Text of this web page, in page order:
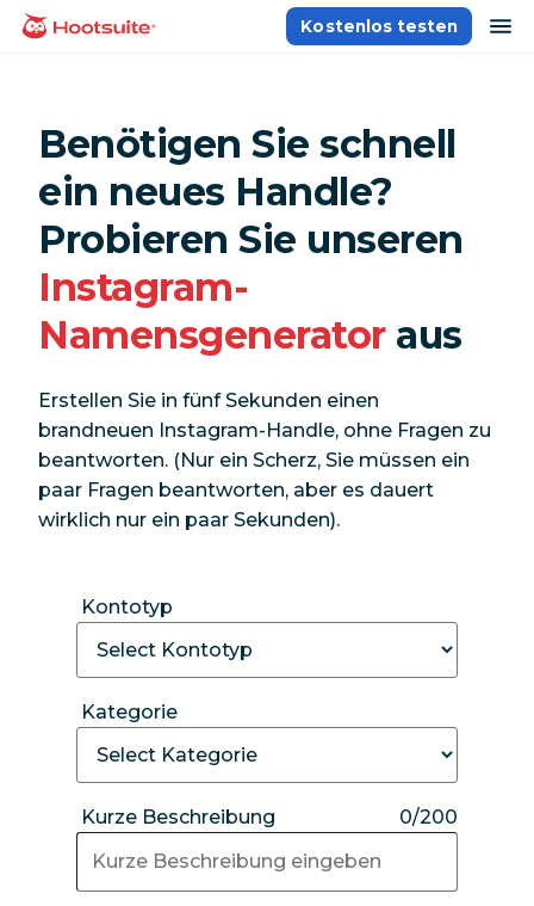
Direkt
zumHomepage
Kostenlos testen
Benötigen Sie schnell
ein neues Handle?
Probieren Sie unseren
Instagram-
Namensgeneratoraus
Erstellen Sie in fünf Sekunden einen
brandneuen Instagram-Handle, ohne Fragen zu
beantworten. (Nur ein Scherz, Sie müssen ein
paar Fragen beantworten, aber es dauert
wirklich nur ein paar Sekunden).
Kontotyp
Kategorie
Kurze Beschreibung 0/200